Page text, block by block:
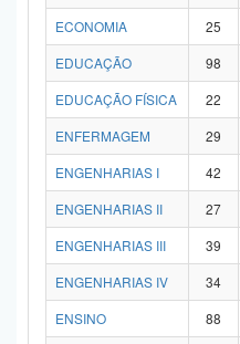
ECONOMIA
25
EDUCAÇÃO
98
EDUCAÇÃO FÍSICA
22
ENFERMAGEM
29
ENGENHARIAS I
42
ENGENHARIAS II
27
ENGENHARIAS III
39
ENGENHARIAS IV
34
ENSINO
88